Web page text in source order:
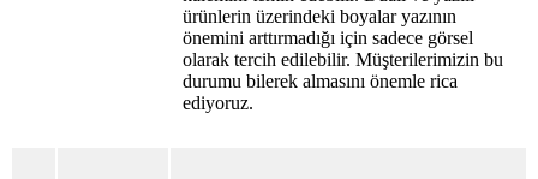
ürünlerin üzerindeki boyalar yazının
önemini arttırmadığı için sadece görsel
olarak tercih edilebilir. Müşterilerimizin bu
durumu bilerek almasını önemle rica
ediyoruz.